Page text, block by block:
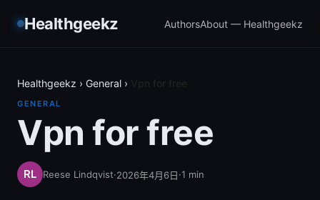
Healthgeekz AuthorsAbout — Healthgeekz
Healthgeekz › General ›
GENERAL
Vpn for free
Reese Lindqvist·2026年4月6日·1 min